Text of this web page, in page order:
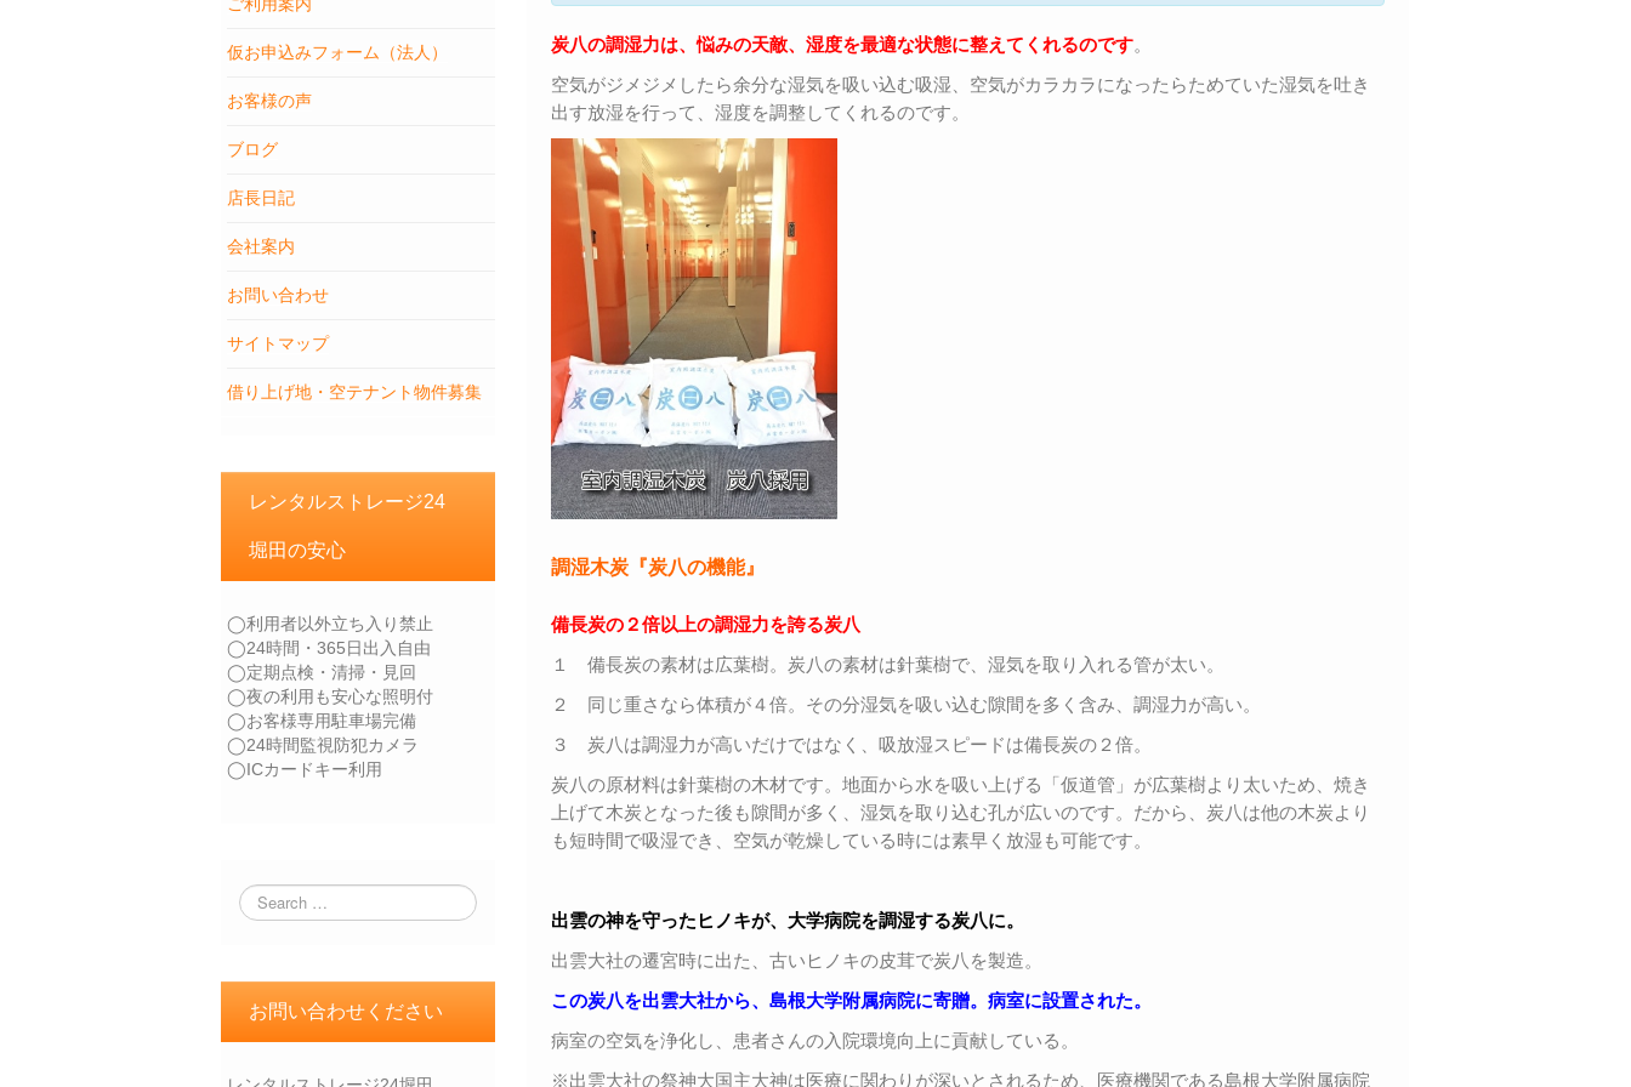
仮お申込みフォーム（法人）
お客様の声
ブログ
店長日記
会社案内
お問い合わせ
サイトマップ
借り上げ地・空テナント物件募集
レンタルストレージ24
堀田の安心
◯利用者以外立ち入り禁止
◯24時間・365日出入自由
◯定期点検・清掃・見回
◯夜の利用も安心な照明付
◯お客様専用駐車場完備
◯24時間監視防犯カメラ
◯ICカードキー利用
お問い合わせください
炭八の調湿力は、悩みの天敵、湿度を最適な状態に整えてくれるのです。
空気がジメジメしたら余分な湿気を吸い込む吸湿、空気がカラカラになったらためていた湿気を吐き
出す放湿を行って、湿度を調整してくれるのです。
調湿木炭『炭八の機能』
備長炭の２倍以上の調湿力を誇る炭八
１ 備長炭の素材は広葉樹。炭八の素材は針葉樹で、湿気を取り入れる管が太い。
２ 同じ重さなら体積が４倍。その分湿気を吸い込む隙間を多く含み、調湿力が高い。
３ 炭八は調湿力が高いだけではなく、吸放湿スピードは備長炭の２倍。
炭八の原材料は針葉樹の木材です。地面から水を吸い上げる「仮道管」が広葉樹より太いため、焼き
上げて木炭となった後も隙間が多く、湿気を取り込む孔が広いのです。だから、炭八は他の木炭より
も短時間で吸湿でき、空気が乾燥している時には素早く放湿も可能です。
出雲の神を守ったヒノキが、大学病院を調湿する炭八に。
出雲大社の遷宮時に出た、古いヒノキの皮茸で炭八を製造。
この炭八を出雲大社から、島根大学附属病院に寄贈。病室に設置された。
病室の空気を浄化し、患者さんの入院環境向上に貢献している。
※出雲大社の祭神大国主大神は医療に関わりが深いとされるため、医療機関である島根大学附属病院